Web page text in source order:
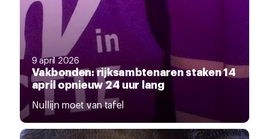
9 april 2026
Vakbonden: rijksambtenaren staken 14
april opnieuw 24 uur lang
Nullijn moet van tafel